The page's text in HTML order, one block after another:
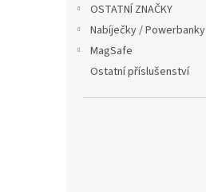
OSTATNÍ ZNAČKY
Nabíječky / Powerbanky
MagSafe
Ostatní příslušenství